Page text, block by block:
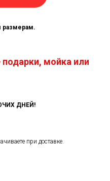
размерам.
мойка или
ДНЕЙ!
при доставке.